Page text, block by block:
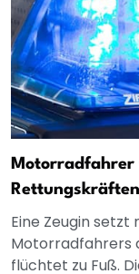
Rettungskräften
Eine Zeugin setzt
Motorradfahrers
flüchtet zu Fuß.